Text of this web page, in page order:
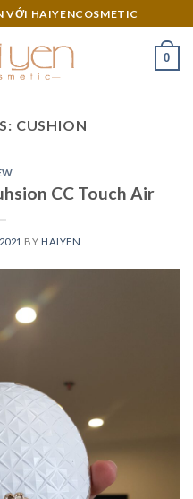
VỚI HAIYENCOSMETIC
0
CUSHION
CC Touch Air
BY HAIYEN